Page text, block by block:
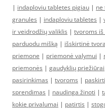
| indaploviu tabletes pigiau | ne
granules | indaploviu tabletes |
ir veidrodžių valiklis | tvoroms
parduodu mišką | išskirtinė tvora
priemone | priemonė valymui |
priemonės | gaudyklių priežiūrai
pasirinkimas | tvoroms |
sprendimas | naudinga žinoti |
kokie privalumai | patirtis |